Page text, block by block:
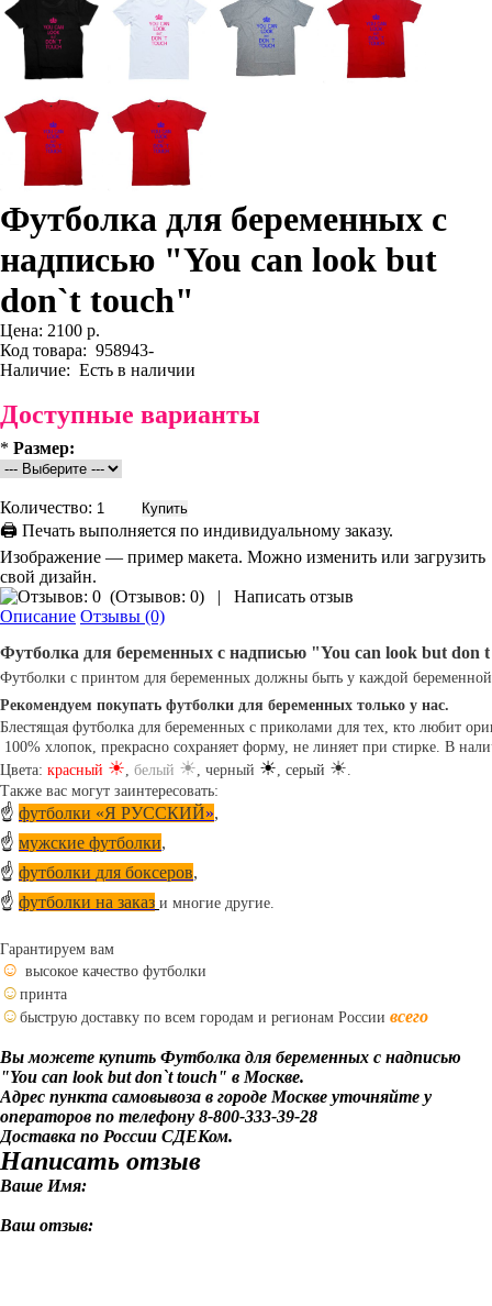
Футболка для беременных с
надписью "You can look but
don`t touch"
Цена: 2100 р.
Код товара: 958943-
Наличие: Есть в наличии
Доступные варианты
* Размер:
Количество:
🖨 Печать выполняется по индивидуальному заказу.
Изображение — пример макета. Можно изменить или загрузить
свой дизайн.
(Отзывов: 0) |
Написать отзыв
Описание Отзывы (0)
Футболка для беременных с надписью "You can look but don t
Футболки с принтом для беременных должны быть у каждой беременной
Рекомендуем покупать футболки для беременных только у нас.
Блестящая футболка для беременных с приколами для тех, кто любит
100% хлопок, прекрасно сохраняет форму, не линяет при стирке. В
Цвета: красный ☀, белый ☀, черный ☀, серый ☀.
Также вас могут заинтересовать:
☝ футболки «Я РУССКИЙ»,
☝ мужские футболки,
☝ футболки для боксеров,
☝ футболки на заказ и многие другие.
Гарантируем вам
☺ высокое качество футболки
☺ принта
☺ быструю доставку по всем городам и регионам России всего
Вы можете купить Футболка для беременных с надписью
"You can look but don`t touch" в Москве.
Адрес пункта самовывоза в городе Москве уточняйте у
операторов по телефону 8-800-333-39-28
Доставка по России СДЕКом.
Написать отзыв
Ваше Имя:
Ваш отзыв: